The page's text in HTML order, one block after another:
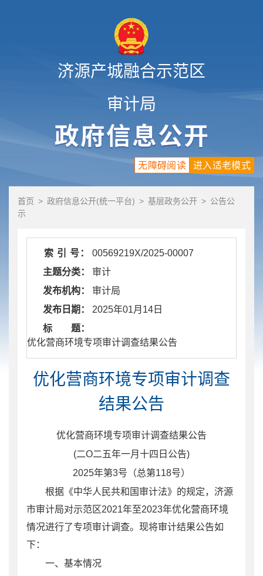
济源产城融合示范区
审计局
进入适老模式
无障碍阅读
首页 > 政府信息公开(统一平台) > 基层政务公开 > 公告公
示
索 引 号：
00569219X/2025-00007
主题分类：
审计
发布机构：
审计局
发布日期：
2025年01月14日
标 题：
​ 优化营商环境专项审计调查结果公告
优化营商环境专项审计调查
结果公告
优化营商环境专项审计调查结果公告
(二Ο二五年一月 十四 日公告)
2025年第3号（总第118号）
根据《中华人民共和国审计法》的规定，济源
市审计局对示范区2021年至2023年优化营商环境
情况进行了专项审计调查。现将审计结果公告如
下：
一、 基本情况